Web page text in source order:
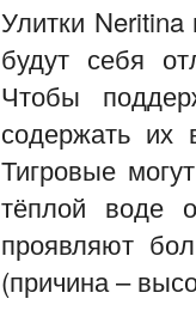
Улитки
будут себя
Чтобы
содержать их
Тигровые
тёплой воде
проявляют
(причина –